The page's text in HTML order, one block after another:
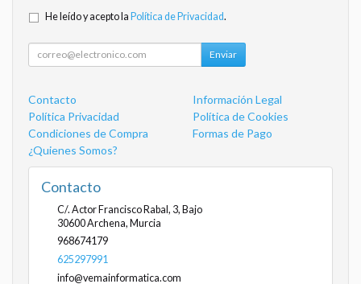
He leído y acepto la Política de Privacidad.
Enviar
Contacto
Información Legal
Política Privacidad
Política de Cookies
Condiciones de Compra
Formas de Pago
¿Quienes Somos?
Contacto
C/. Actor Francisco Rabal, 3, Bajo
30600Archena, Murcia
968674179
625297991
info@vemainformatica.com